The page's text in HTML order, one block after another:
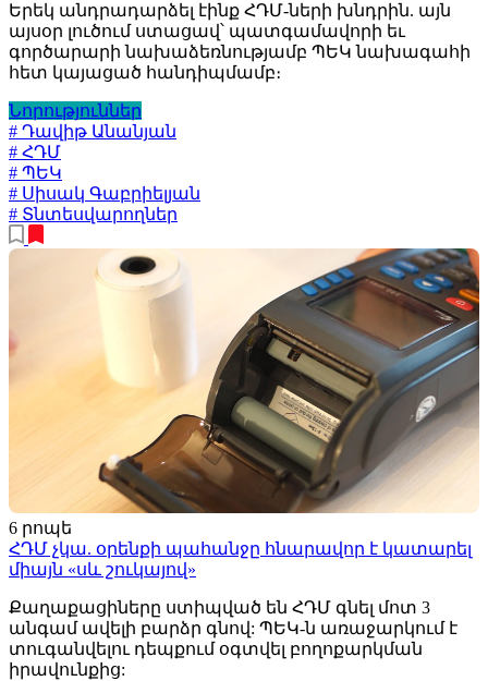
Երեկ անդրադարձել էինք ՀԴՄ-ների խնդրին. այն
այսօր լուծում ստացավ՝ պատգամավորի եւ
գործարարի նախաձեռնությամբ ՊԵԿ նախագահի
հետ կայացած հանդիպմամբ։
Նորություններ
# Դավիթ Անանյան
# ՀԴՄ
# ՊԵԿ
# Սիսակ Գաբրիելյան
# Տնտեսվարողներ
6 րոպե
ՀԴՄ չկա. օրենքի պահանջը հնարավոր է կատարել
միայն «սև շուկայով»
Քաղաքացիները ստիպված են ՀԴՄ գնել մոտ 3
անգամ ավելի բարձր գնով: ՊԵԿ-ն առաջարկում է
տուգանվելու դեպքում օգտվել բողոքարկման
իրավունքից: